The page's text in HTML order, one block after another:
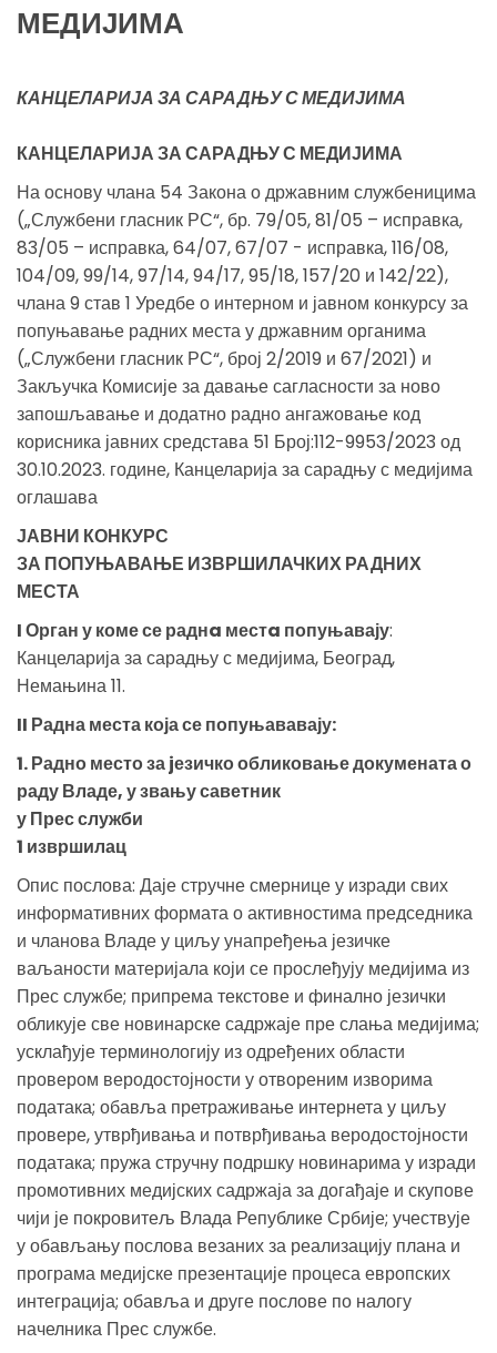
МЕДИЈИМА
КАНЦЕЛАРИЈА ЗА САРАДЊУ С МЕДИЈИМА
КАНЦЕЛАРИЈА ЗА САРАДЊУ С МЕДИЈИМА
На основу члана 54 Закона о државним службеницима
(„Службени гласник РС“, бр. 79/05, 81/05 – исправка,
83/05 – исправка, 64/07, 67/07 - исправка, 116/08,
104/09, 99/14, 97/14, 94/17, 95/18, 157/20 и 142/22),
члана 9 став 1 Уредбе о интерном и јавном конкурсу за
попуњавање радних места у државним органима
(„Службени гласник РС“, број 2/2019 и 67/2021) и
Закључка Комисије за давање сагласности за ново
запошљавање и додатно радно ангажовање код
корисника јавних средстава 51 Број:112-9953/2023 од
30.10.2023. године, Канцеларија за сарадњу с медијима
оглашава
ЈАВНИ КОНКУРС
ЗА ПОПУЊАВАЊЕ ИЗВРШИЛАЧКИХ РАДНИХ
МЕСТА
I Орган у коме се раднa местa попуњавају:
Канцеларија за сарадњу с медијима, Београд,
Немањина 11.
II Радна места која се попуњававају:
1. Радно место за jезичко обликовање докумената о
раду Владе, у звању саветник
у Прес служби
1 извршилац
Опис послова: Даје стручне смернице у изради свих
информативних формата о активностима председника
и чланова Владе у циљу унапређења језичке
ваљаности материјала који се прослеђују медијима из
Прес службе; припрема текстове и финално језички
обликује све новинарске садржаје пре слања медијима;
усклађује терминологију из одређених области
провером веродостојности у отвореним изворима
података; обавља претраживање интернета у циљу
провере, утврђивања и потврђивања веродостојности
података; пружа стручну подршку новинарима у изради
промотивних медијских садржаја за догађаје и скупове
чији је покровитељ Влада Републике Србије; учествује
у обављању послова везаних за реализацију плана и
програма медијске презентације процеса европских
интеграција; обавља и друге послове по налогу
начелника Прес службе.